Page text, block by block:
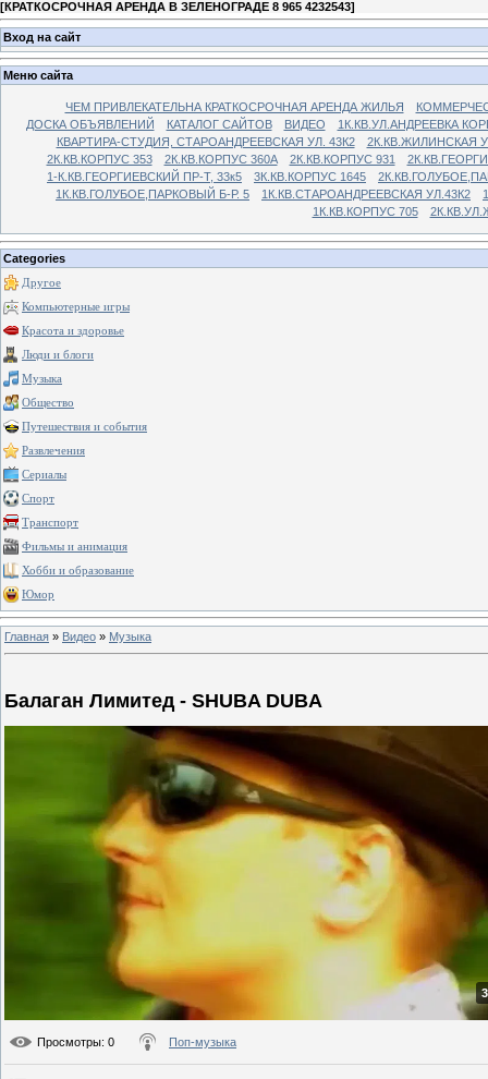
[КРАТКОСРОЧНАЯ АРЕНДА В ЗЕЛЕНОГРАДЕ 8 965 4232543]
Вход на сайт
Меню сайта
ЧЕМ ПРИВЛЕКАТЕЛЬНА КРАТКОСРОЧНАЯ АРЕНДА ЖИЛЬЯ
ДОСКА ОБЪЯВЛЕНИЙ
КАТАЛОГ САЙТОВ ВИДЕО
1К.КВ.УЛ.АНДРЕЕВКА
КВАРТИРА-СТУДИЯ, СТАРОАНДРЕЕВСКАЯ УЛ. 43К2
2К.КВ.ЖИЛИНСКАЯ
2К.КВ.КОРПУС 353
2К.КВ.КОРПУС 360А 2К.КВ.КОРПУС 931
1-К.КВ.ГЕОРГИЕВСКИЙ ПР-Т, 33к5
3К.КВ.КОРПУС 1645
1К.КВ.ГОЛУБОЕ,ПАРКОВЫЙ Б-Р. 5
1К.КВ.СТАРОАНДРЕЕВСКАЯ УЛ.43К2
1К.КВ.КОРПУС 705
Categories
Другое
Компьютерные игры
Красота и здоровье
Люди и блоги
Музыка
Общество
Путешествия и события
Развлечения
Сериалы
Спорт
Транспорт
Фильмы и анимация
Хобби и образование
Юмор
Главная » Видео » Музыка
Балаган Лимитед - SHUBA DUBA
Просмотры: 0 Поп-музыка